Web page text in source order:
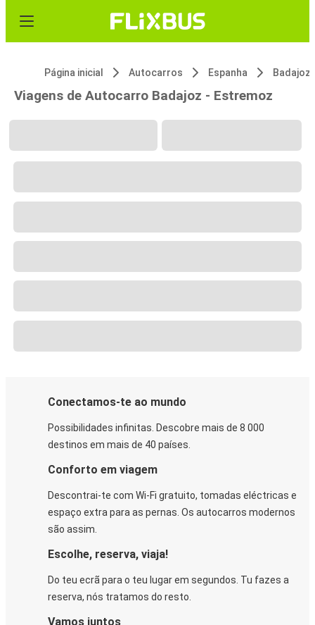
Página inicial Autocarros Espanha Badajoz
Viagens de Autocarro Badajoz - Estremoz
Conectamos-te ao mundo
Possibilidades infinitas. Descobre mais de 8 000
destinos em mais de 40 países.
Conforto em viagem
Descontrai-te com Wi-Fi gratuito, tomadas eléctricas e
espaço extra para as pernas. Os autocarros modernos
são assim.
Escolhe, reserva, viaja!
Do teu ecrã para o teu lugar em segundos. Tu fazes a
reserva, nós tratamos do resto.
Vamos juntos